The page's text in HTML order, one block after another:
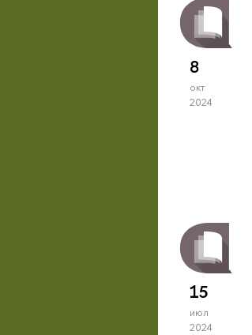
8
окт
2024
15
июл
2024